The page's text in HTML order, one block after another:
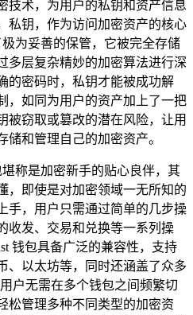
技术，为用户的私钥和资产信息
私钥，作为访问加密资产的核心
为妥善的保管，它被完全存储
多层复杂精妙的加密算法进行深
的密码时，私钥才能被成功解
，如同为用户的资产加上了一把
被窃取或篡改的潜在风险，让用
储和管理自己的加密资产。
称是加密新手的贴心良伴，其
，即使是对加密领域一无所知的
手，用户只需通过简单的几步操
收发、交易和兑换等一系列操
钱包具备广泛的兼容性，支持
、以太坊等，同时还涵盖了众多
户无需在多个钱包之间频繁切
松管理多种不同类型的加密资